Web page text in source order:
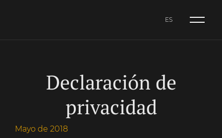
ES
Declaración de
privacidad
Mayo de 2018